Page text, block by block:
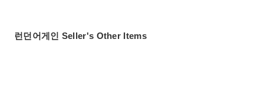
런던어게인 Seller's Other Items